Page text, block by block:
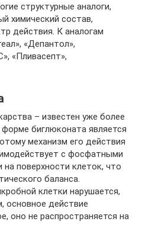
структурные аналоги,
химический состав,
действия. К аналогам
«Депантол»,
«Пливасепт»,
– известен уже более
биглюконата является
механизм его действия
с фосфатными
поверхности клеток, что
баланса.
клетки нарушается,
основное действие
оно не распространяется на